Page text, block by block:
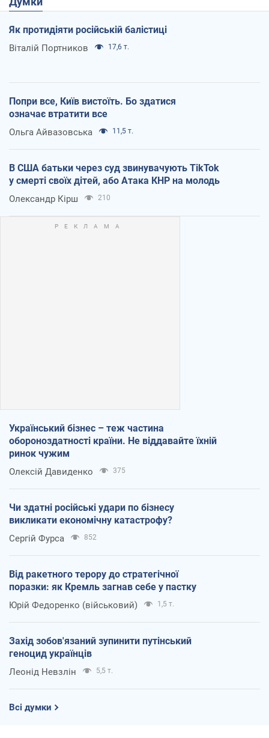
Як протидіяти російській балістиці
Віталій Портников 17,6 т.
Попри все, Київ вистоїть. Бо здатися
означає втратити все
Ольга Айвазовська 11,5 т.
В США батьки через суд звинувачують TikTok
у смерті своїх дітей, або Атака КНР на молодь
Олександр Кірш 210
Український бізнес – теж частина
обороноздатності країни. Не віддавайте їхній
ринок чужим
Олексій Давиденко 375
Чи здатні російські удари по бізнесу
викликати економічну катастрофу?
Сергій Фурса 852
Від ракетного терору до стратегічної
поразки: як Кремль загнав себе у пастку
Юрій Федоренко (військовий) 1,5 т.
Захід зобов'язаний зупинити путінський
геноцид українців
Леонід Невзлін 5,5 т.
Всі думки